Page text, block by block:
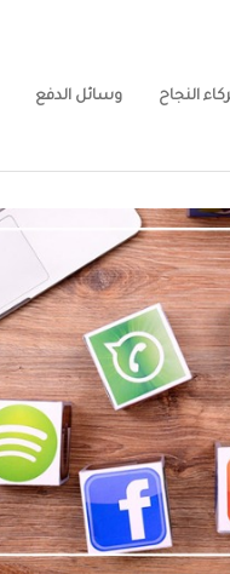
النجاح وسائل الدفع